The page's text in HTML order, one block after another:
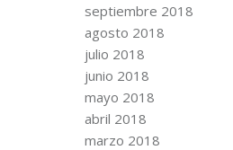
septiembre 2018
agosto 2018
julio 2018
junio 2018
mayo 2018
abril 2018
marzo 2018